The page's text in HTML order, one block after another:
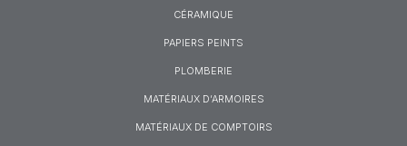
CÉRAMIQUE
PAPIERS PEINTS
PLOMBERIE
MATÉRIAUX D’ARMOIRES
MATÉRIAUX DE COMPTOIRS